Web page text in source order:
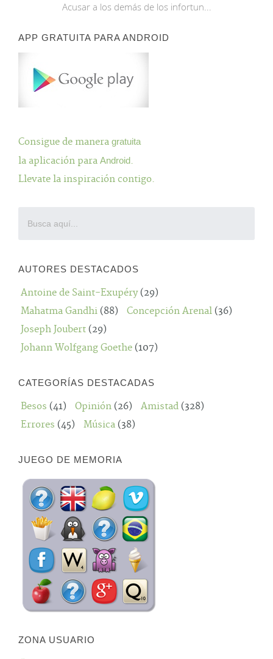
Acusar a los demás de los infortun...
APP GRATUITA PARA ANDROID
Consigue de manera gratuita
la aplicación para Android.
Llevate la inspiración contigo.
AUTORES DESTACADOS
Antoine de Saint-Exupéry(29)
Mahatma Gandhi (88) Concepción Arenal (36)
Joseph Joubert (29)
Johann Wolfgang Goethe (107)
CATEGORÍAS DESTACADAS
Besos (41) Opinión (26) Amistad (328)
Errores (45) Música (38)
JUEGO DE MEMORIA
ZONA USUARIO